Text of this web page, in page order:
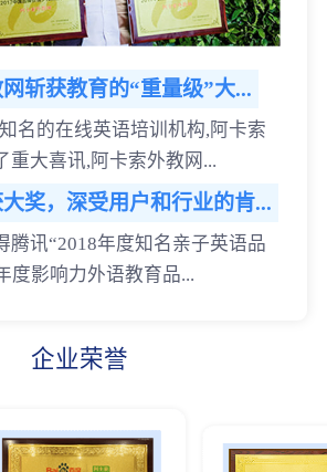
斩获教育的“重量级”大...
名的在线英语培训机构,阿卡索
重大喜讯,阿卡索外教网...
奖，深受用户和行业的肯...
腾讯“2018年度知名亲子英语品
度影响力外语教育品...
企业荣誉